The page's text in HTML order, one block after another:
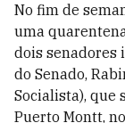
No fim de
uma
dois senadores
do Senado,
Socialista), que
Puerto Montt,